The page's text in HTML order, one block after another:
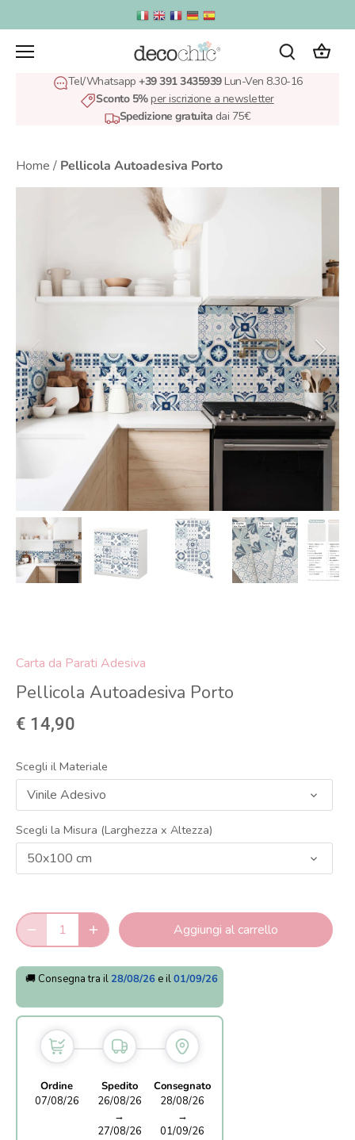
al
contenuto
Tel/Whatsapp +39 391 3435939Lun-Ven 8.30-16
Sconto 5%per iscrizione a newsletter
Spedizione gratuita dai 75€
Home / Pellicola Autoadesiva Porto
Carta da Parati Adesiva
Pellicola Autoadesiva Porto
€ 14,90
Scegli il Materiale
Vinile Adesivo
Scegli la Misura (Larghezza x Altezza)
50x100 cm
Aggiungi al carrello
🚚 Consegna tra il 28/08/26 e il01/09/26
Ordine
07/08/26
Spedito
26/08/26
→
27/08/26
Consegnato
28/08/26
→
01/09/26